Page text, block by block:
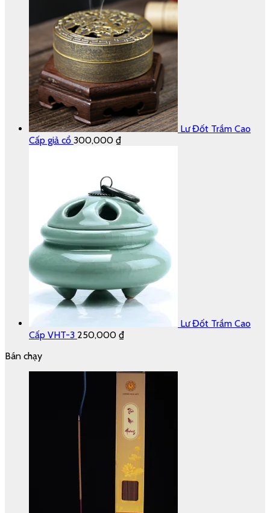
Lư Đốt Trầm Cao
Cấp giả cổ 300,000 ₫
Lư Đốt Trầm Cao
Cấp VHT-3 250,000 ₫
Bán chạy